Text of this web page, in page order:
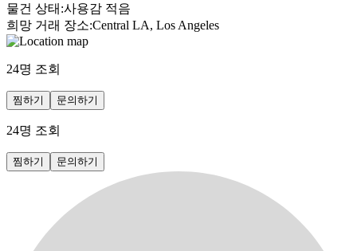
물건 상태 :사용감 적음
희망 거래 장소:Central LA, Los Angeles
24명 조회
찜하기 문의하기
24명 조회
찜하기 문의하기